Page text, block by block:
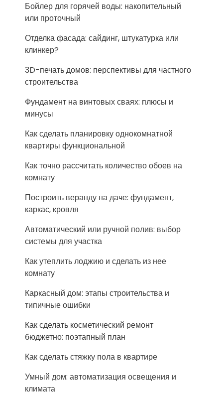
Бойлер для горячей воды: накопительный
или проточный
Отделка фасада: сайдинг, штукатурка или
клинкер?
3D-печать домов: перспективы для частного
строительства
Фундамент на винтовых сваях: плюсы и
минусы
Как сделать планировку однокомнатной
квартиры функциональной
Как точно рассчитать количество обоев на
комнату
Построить веранду на даче: фундамент,
каркас, кровля
Автоматический или ручной полив: выбор
системы для участка
Как утеплить лоджию и сделать из нее
комнату
Каркасный дом: этапы строительства и
типичные ошибки
Как сделать косметический ремонт
бюджетно: поэтапный план
Как сделать стяжку пола в квартире
Умный дом: автоматизация освещения и
климата